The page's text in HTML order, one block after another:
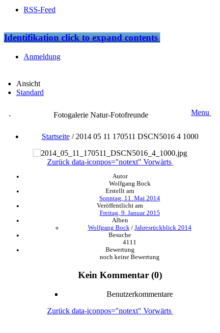
RSS-Feed
Identifikationclick to expand contents
Anmeldung
Ansicht
Standard
Fotogalerie Natur-Fotofreunde Menu
Startseite/ 2014 05 11 170511 DSCN5016 4 1000
Zurück data-iconpos="notext" Vorwärts
Autor
Wolfgang Bock
Erstellt am
Sonntag, 11. Mai 2014
Veröffentlicht am
Freitag, 9. Januar 2015
Alben
Wolfgang Bock / Jahresrückblick 2014
Besuche
4111
Bewertung
noch keine Bewertung
Kein Kommentar (0)
Benutzerkommentare
Zurück data-iconpos="notext" Vorwärts